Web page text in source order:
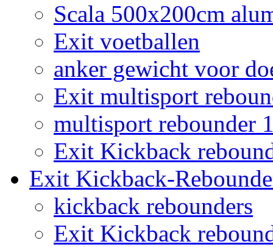
Scala 500x200cm
Exit voetballen
anker gewicht voor
Exit multisport
multisport rebounder
Exit Kickback
Exit Kickback-
kickback rebounders
Exit Kickback